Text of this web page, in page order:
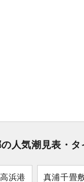
人気潮見表・タ
高浜港 真浦千畳